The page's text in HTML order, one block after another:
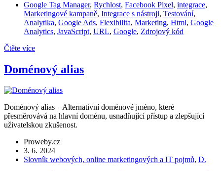
Google Tag Manager, Rychlost, Facebook Pixel, integrace,
Marketingové kampaně, Integrace s nástroji, Testování,
Analytika, Google Ads, Flexibilita, Marketing, Html, Google
Analytics, JavaScript, URL, Google, Zdrojový kód
Čtěte více
Doménový alias
Doménový alias – Alternativní doménové jméno, které
přesměrovává na hlavní doménu, usnadňující přístup a zlepšující
uživatelskou zkušenost.
Proweby.cz
3. 6. 2024
Slovník webových, online marketingových a IT pojmů, D.